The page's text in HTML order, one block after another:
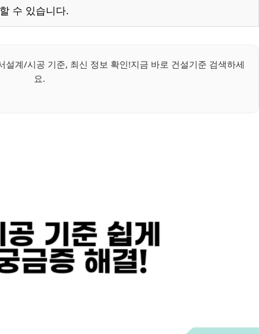
수 있습니다.
설계/시공 기준, 최신 정보 확인!지금 바로 건설기준 검색하세
요.